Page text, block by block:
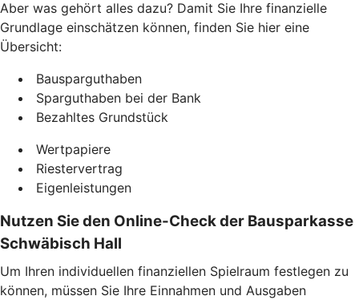
Aber was gehört alles dazu? Damit Sie Ihre finanzielle
Grundlage einschätzen können, finden Sie hier eine
Übersicht:
Bausparguthaben
Sparguthaben bei der Bank
Bezahltes Grundstück
Wertpapiere
Riestervertrag
Eigenleistungen
Nutzen Sie den Online-Check der Bausparkasse
Schwäbisch Hall
Um Ihren individuellen finanziellen Spielraum festlegen zu
können, müssen Sie Ihre Einnahmen und Ausgaben